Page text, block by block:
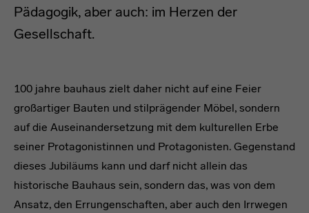
Pädagogik, aber auch: im Herzen der
Gesellschaft.
Intro 2
100 jahre bauhaus zielt daher nicht auf eine Feier
großartiger Bauten und stilprägender Möbel, sondern
auf die Auseinandersetzung mit dem kulturellen Erbe
seiner Protagonistinnen und Protagonisten. Gegenstand
dieses Jubiläums kann und darf nicht allein das
historische Bauhaus sein, sondern das, was von dem
Ansatz, den Errungenschaften, aber auch den Irrwegen